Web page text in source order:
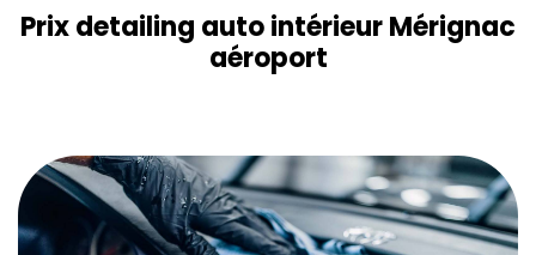
Prix detailing auto intérieur Mérignac
aéroport